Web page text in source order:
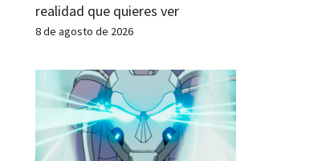
realidad que quieres ver
8 de agosto de 2026